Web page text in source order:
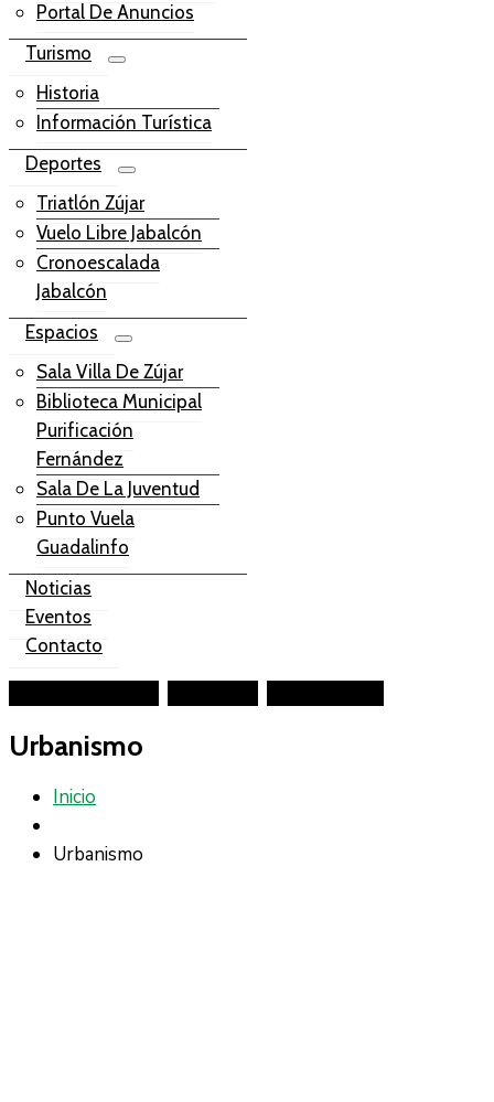
Portal De Anuncios
Turismo
Historia
Información Turística
Deportes
Triatlón Zújar
Vuelo Libre Jabalcón
Cronoescalada
Jabalcón
Espacios
Sala Villa De Zújar
Biblioteca Municipal
Purificación
Fernández
Sala De La Juventud
Punto Vuela
Guadalinfo
Noticias
Eventos
Contacto
Urbanismo
Inicio
Urbanismo